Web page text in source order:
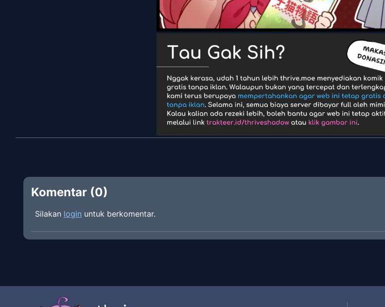
Komentar (0)
Silakan login untuk berkomentar.